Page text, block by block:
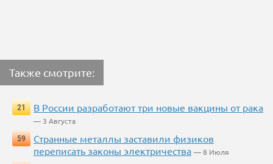
Также смотрите:
21 В России разработают три новые вакцины от рака
— 3 Августа
59
Странные металлы заставили физиков
переписать законы электричества — 8 Июля